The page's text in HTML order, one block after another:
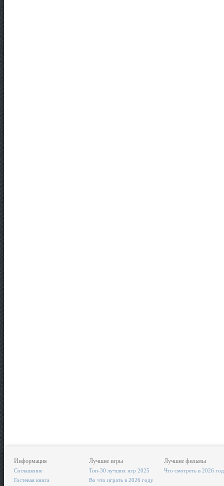
Информация
Соглашение
Гостевая книга
Лучшие игры
Топ-30 лучших игр 2025
Во что играть в 2026 году
Лучшие фильмы
Что смотреть в 2026